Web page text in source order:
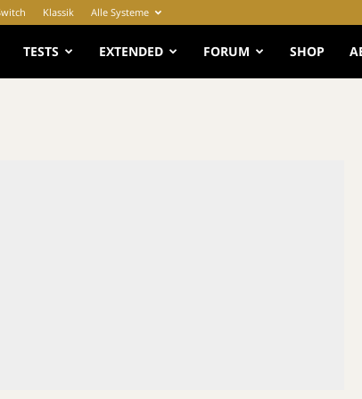
Klassik Alle Systeme
TESTS EXTENDED FORUM SHOP